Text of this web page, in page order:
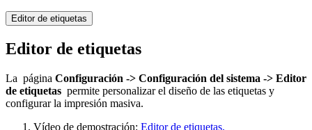
Editor de etiquetas
Editor de etiquetas
La página Configuración -> Configuración del sistema -> Editor
de etiquetas permite personalizar el diseño de las etiquetas y
configurar la impresión masiva.
Vídeo de demostración: Editor de etiquetas.